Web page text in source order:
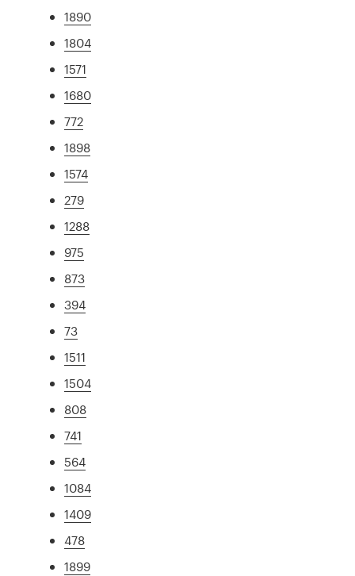
1890
1804
1571
1680
772
1898
1574
279
1288
975
873
394
73
1511
1504
808
741
564
1084
1409
478
1899